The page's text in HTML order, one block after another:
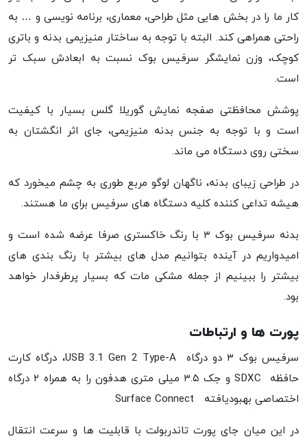
کار ما را در بخش هایی مثل طراحی، معماری، برنامه نویسی و … به
راحتی همراهی کند. البته با توجه به ساختار منیزیمی بدنه و باتری
کوچک، وزن نمایشگر سرفیس بوک نسبت به ابعادش سبک تر
است.
پوشش محافظتی صفجه نمایش گوریلا گلس بسیار با کیفیت
است و با توجه به جنس بدنه منیزیمی، جای اثر انگشتان به
سختی روی دستگاه می ماند.
در طراحی زیبای بدنه، ناگهان لوگو مربع طوری به چشم میخورد که
هیشه تداعی کننده کلیه دستگاه های سرفیس برای ما هستند.
بدنه سرفیس بوک ۳ با رنگ خاکستری صرفا عرضه شده است و
امیدواریم در آینده بتوانیم مدل های بیشتر با رنگ بندی های
بیشتر را ببینیم از جمله مشکی مات که بسیار پرطرفدار خواهد
بود.
پورت ها و ارتباطات
سرفیس بوک ۳ دو درگاه USB 3.1 Gen 2 Type-A، درگاه کارت
حافظه SDXC و جک ۳.۵ میلی متری هدفون را به همراه ۲ درگاه
اختصاصی بهبودیافته Surface Connect
در این میان جای پورت تاندربولت با قابلیت ها و سرعت انتقال